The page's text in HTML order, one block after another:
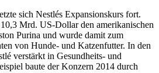
sich Nestlés Expansionskurs fort.
Mrd. US-Dollar den amerikanischen
Purina und wurde damit zum
von Hunde- und Katzenfutter. In den
verstärkt in Gesundheits- und
baute der Konzern 2014 durch